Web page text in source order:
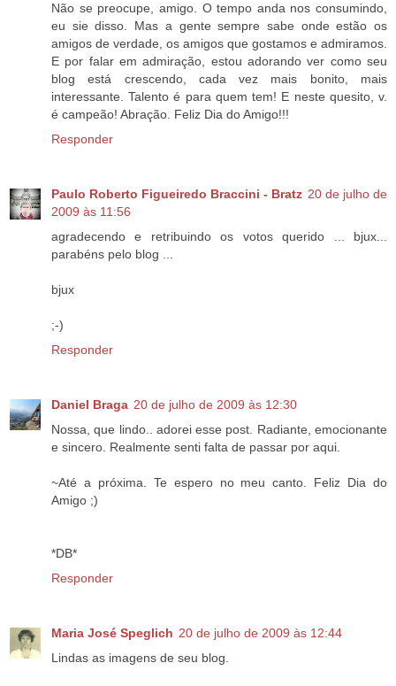
Não se preocupe, amigo. O tempo anda nos consumindo,
eu sie disso. Mas a gente sempre sabe onde estão os
amigos de verdade, os amigos que gostamos e admiramos.
E por falar em admiração, estou adorando ver como seu
blog está crescendo, cada vez mais bonito, mais
interessante. Talento é para quem tem! E neste quesito, v.
é campeão! Abração. Feliz Dia do Amigo!!!
Responder
Paulo Roberto Figueiredo Braccini - Bratz 20 de julho de
2009 às 11:56
agradecendo e retribuindo os votos querido ... bjux...
parabéns pelo blog ...
bjux
;-)
Responder
Daniel Braga 20 de julho de 2009 às 12:30
Nossa, que lindo.. adorei esse post. Radiante, emocionante
e sincero. Realmente senti falta de passar por aqui.
~Até a próxima. Te espero no meu canto. Feliz Dia do
Amigo ;)
*DB*
Responder
Maria José Speglich 20 de julho de 2009 às 12:44
Lindas as imagens de seu blog.